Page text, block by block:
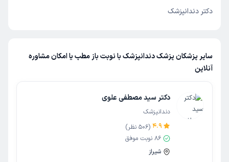
دکتر دندانپزشک
سایر پزشکان پزشک دندانپزشک با نوبت باز مطب یا امکان مشاوره
آنلاین
دکتر سید مصطفی علوی
دندانپزشک
4.9
(
506 نظر)
86 نوبت موفق
شیراز